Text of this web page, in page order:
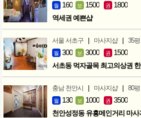
월 160 보 1500 권 1800
역세권 예쁜샵
서울 서초구 | 마사지샵 | 35평
월 300 보 3000 권 1500
서초동 먹자골목 최고의상권
충남 천안시 | 마사지샵 | 80평
월 130 보 1000 권 3500
천안성정동 유흥메인거리 마사